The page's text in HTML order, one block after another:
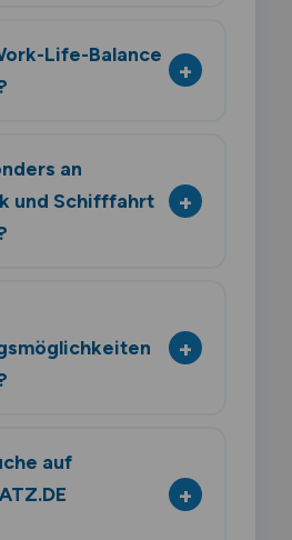
Life-Balance
an
und Schifffahrt
auf